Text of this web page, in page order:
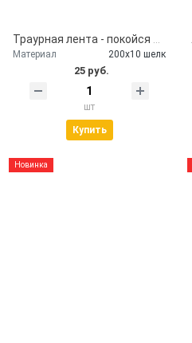
Траурная лента - покойся с миром
Материал 200х10 шелк
25 руб.
шт
Купить
Новинка